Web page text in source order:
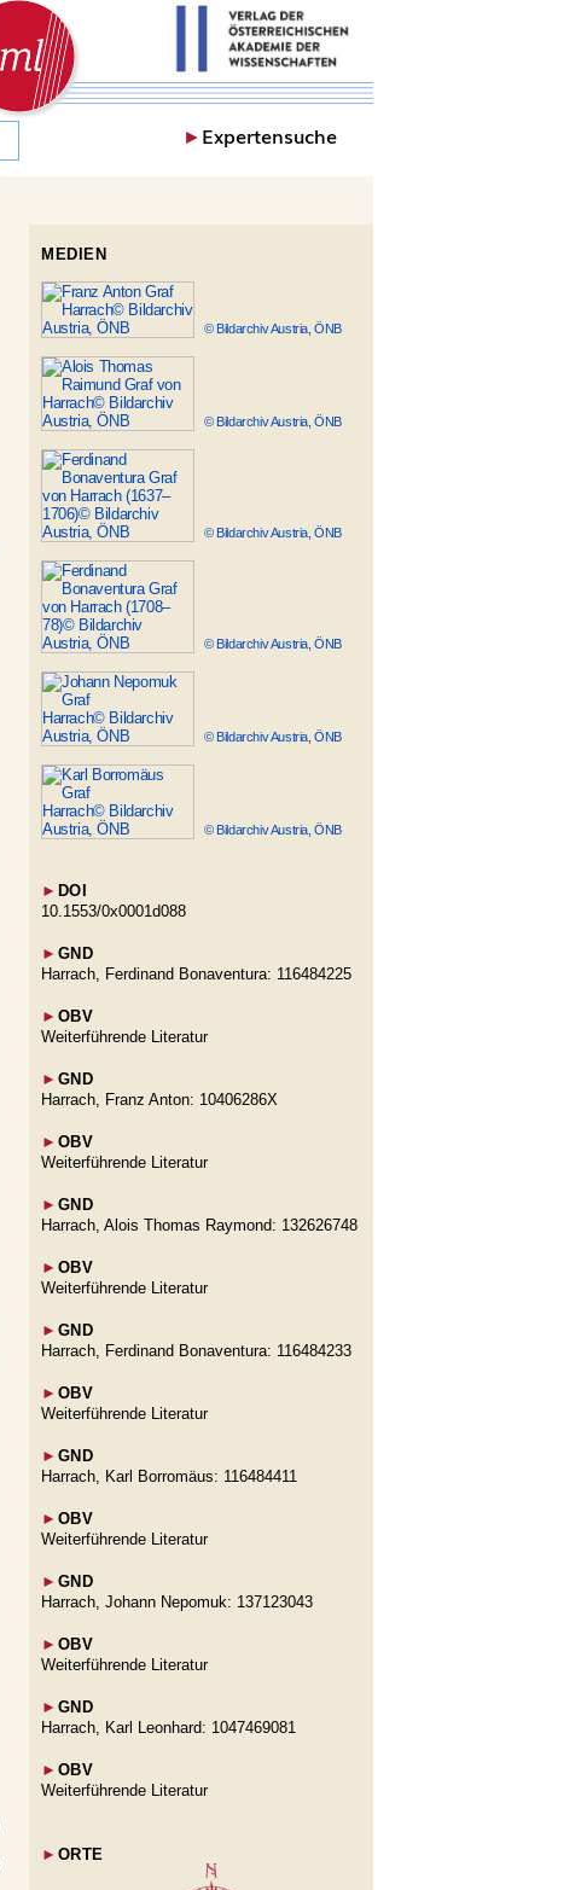
►Expertensuche
MEDIEN
© Bildarchiv Austria, ÖNB
© Bildarchiv Austria, ÖNB
© Bildarchiv Austria, ÖNB
© Bildarchiv Austria, ÖNB
© Bildarchiv Austria, ÖNB
© Bildarchiv Austria, ÖNB
► DOI
10.1553/0x0001d088
► GND
Harrach, Ferdinand Bonaventura: 116484225
► OBV
Weiterführende Literatur
► GND
Harrach, Franz Anton: 10406286X
► OBV
Weiterführende Literatur
► GND
Harrach, Alois Thomas Raymond: 132626748
► OBV
Weiterführende Literatur
► GND
Harrach, Ferdinand Bonaventura: 116484233
► OBV
Weiterführende Literatur
► GND
Harrach, Karl Borromäus: 116484411
► OBV
Weiterführende Literatur
► GND
Harrach, Johann Nepomuk: 137123043
► OBV
Weiterführende Literatur
► GND
Harrach, Karl Leonhard: 1047469081
► OBV
Weiterführende Literatur
► ORTE